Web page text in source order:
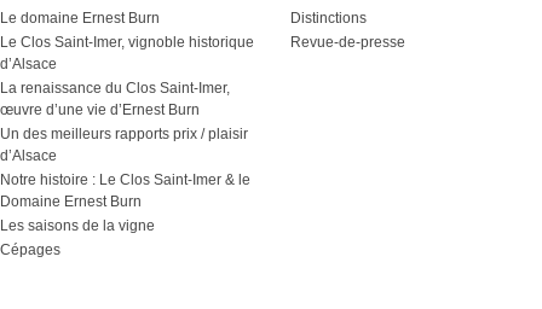
Le domaine Ernest Burn
Le Clos Saint-Imer, vignoble historique
d’Alsace
La renaissance du Clos Saint-Imer,
œuvre d’une vie d’Ernest Burn
Un des meilleurs rapports prix / plaisir
d’Alsace
Notre histoire : Le Clos Saint-Imer & le
Domaine Ernest Burn
Les saisons de la vigne
Cépages
Distinctions
Revue-de-presse